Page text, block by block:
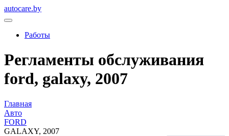
autocare.by
Работы
Регламенты обслуживания
ford, galaxy, 2007
Главная
Авто
FORD
GALAXY, 2007